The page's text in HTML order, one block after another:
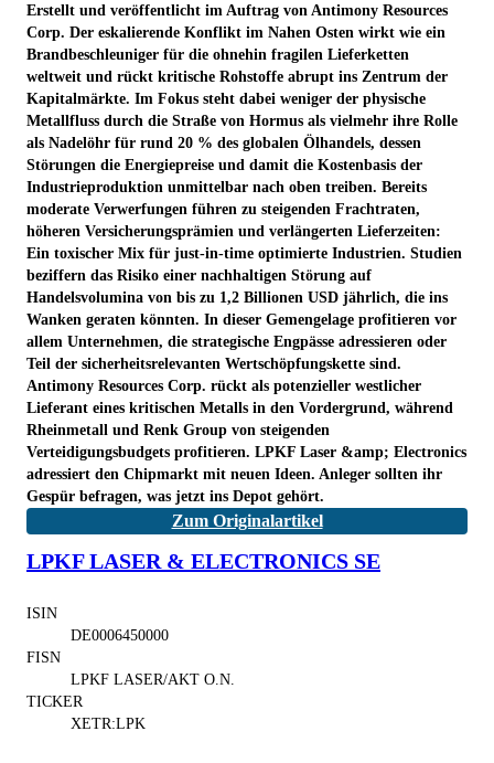
Erstellt und veröffentlicht im Auftrag von Antimony Resources
Corp. Der eskalierende Konflikt im Nahen Osten wirkt wie ein
Brandbeschleuniger für die ohnehin fragilen Lieferketten
weltweit und rückt kritische Rohstoffe abrupt ins Zentrum der
Kapitalmärkte. Im Fokus steht dabei weniger der physische
Metallfluss durch die Straße von Hormus als vielmehr ihre Rolle
als Nadelöhr für rund 20 % des globalen Ölhandels, dessen
Störungen die Energiepreise und damit die Kostenbasis der
Industrieproduktion unmittelbar nach oben treiben. Bereits
moderate Verwerfungen führen zu steigenden Frachtraten,
höheren Versicherungsprämien und verlängerten Lieferzeiten:
Ein toxischer Mix für just-in-time optimierte Industrien. Studien
beziffern das Risiko einer nachhaltigen Störung auf
Handelsvolumina von bis zu 1,2 Billionen USD jährlich, die ins
Wanken geraten könnten. In dieser Gemengelage profitieren vor
allem Unternehmen, die strategische Engpässe adressieren oder
Teil der sicherheitsrelevanten Wertschöpfungskette sind.
Antimony Resources Corp. rückt als potenzieller westlicher
Lieferant eines kritischen Metalls in den Vordergrund, während
Rheinmetall und Renk Group von steigenden
Verteidigungsbudgets profitieren. LPKF Laser &amp; Electronics
adressiert den Chipmarkt mit neuen Ideen. Anleger sollten ihr
Gespür befragen, was jetzt ins Depot gehört.
Zum Originalartikel
LPKF LASER & ELECTRONICS SE
ISIN
DE0006450000
FISN
LPKF LASER/AKT O.N.
TICKER
XETR:LPK